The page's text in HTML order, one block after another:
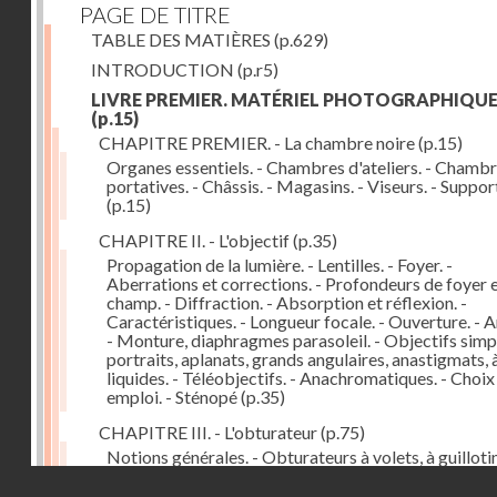
PAGE DE TITRE
TABLE DES MATIÈRES (p.629)
INTRODUCTION (p.r5)
LIVRE PREMIER. MATÉRIEL PHOTOGRAPHIQUE
(p.15)
CHAPITRE PREMIER. - La chambre noire(p.15)
Organes essentiels. - Chambres d'ateliers. -
portatives. - Châssis. - Magasins. - Viseurs. -
(p.15)
CHAPITRE II. - L'objectif(p.35)
Propagation de la lumière. - Lentilles. - Foyer. -
Aberrations et corrections. - Profondeurs de foyer
champ. - Diffraction. - Absorption et réflexion. -
Caractéristiques. - Longueur focale. - Ouverture. -
- Monture, diaphragmes parasoleil. - Objectifs
portraits, aplanats, grands angulaires, anastigmats,
liquides. - Téléobjectifs. - Anachromatiques. -
emploi. - Sténopé(p.35)
CHAPITRE III. - L'obturateur(p.75)
Notions générales. - Obturateurs à volets, à